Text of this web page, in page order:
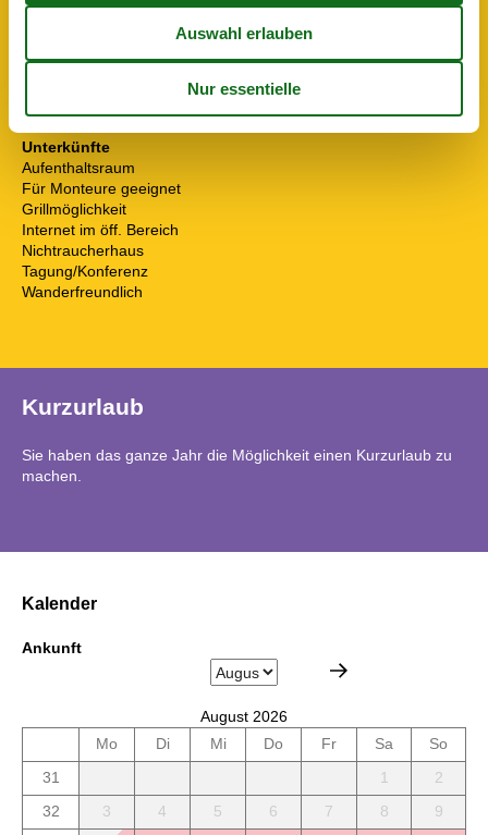
Umliegende einrichtungen
Fahrradunterstellmöglichkeit
Parkplatz
Unterkünfte
Aufenthaltsraum
Für Monteure geeignet
Grillmöglichkeit
Internet im öff. Bereich
Nichtraucherhaus
Tagung/Konferenz
Wanderfreundlich
Kurzurlaub
Sie haben das ganze Jahr die Möglichkeit einen Kurzurlaub zu
machen.
Kalender
Ankunft
August 2026
Mo
Di Mi Do Fr Sa
So
31
1
2
32
3 4 5 6 7 8
9